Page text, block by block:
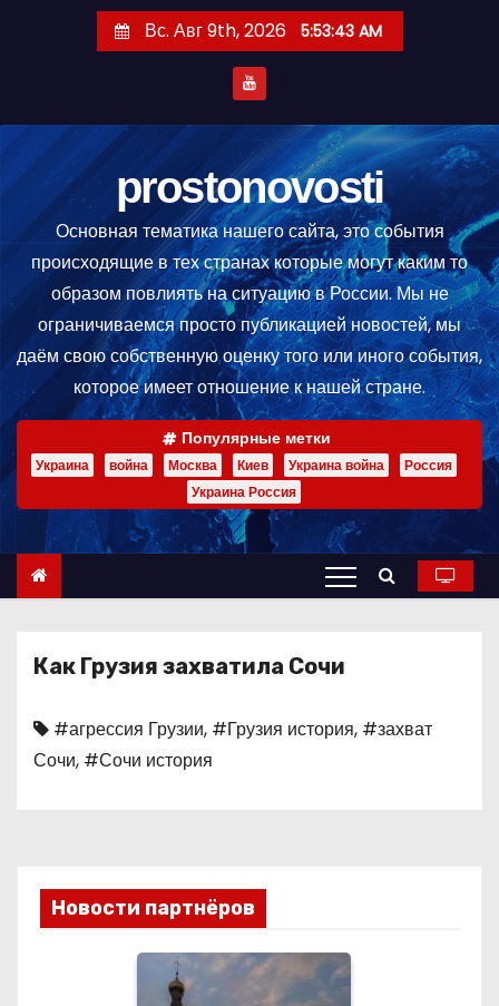
е
р
ж
м
Вс. Авг 9th, 2026 5:53:45 AM
prostonovosti
Основная тематика нашего сайта, это события
происходящие в тех странах которые могут каким то
образом повлиять на ситуацию в России. Мы не
ограничиваемся просто публикацией новостей, мы
даём свою собственную оценку того или иного события,
которое имеет отношение к нашей стране.
Популярные метки
Украина война Москва Киев Украина война
Россия
Украина Россия
Как Грузия захватила Сочи
#агрессия Грузии, #Грузия история, #захват
Сочи, #Сочи история
Новости партнёров